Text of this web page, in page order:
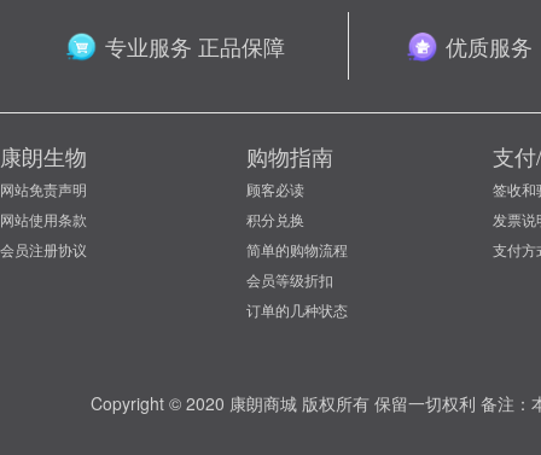
专业服务 正品保障 优质服务
康朗生物
网站免责声明
网站使用条款
会员注册协议
购物指南
顾客必读
积分兑换
简单的购物流程
会员等级折扣
订单的几种状态
支
签收和
发票说
支付方
Copyright © 2020 康朗商城 版权所有 保留一切权利 备注